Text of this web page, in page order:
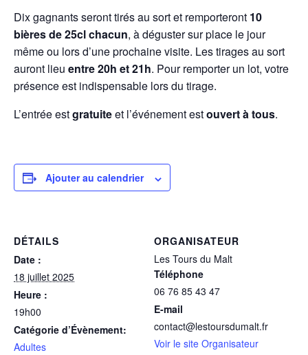
Dix gagnants seront tirés au sort et remporteront 10
bières de 25cl chacun, à déguster sur place le jour
même ou lors d’une prochaine visite. Les tirages au sort
auront lieu entre 20h et 21h. Pour remporter un lot, votre
présence est indispensable lors du tirage.
L’entrée estgratuiteet l’événement estouvert à tous.
Ajouter au calendrier
DÉTAILS
Date :
18 juillet 2025
Heure :
19h00
Catégorie d’Évènement:
Adultes
ORGANISATEUR
Les Tours du Malt
Téléphone
06 76 85 43 47
E-mail
contact@lestoursdumalt.fr
Voir le site Organisateur